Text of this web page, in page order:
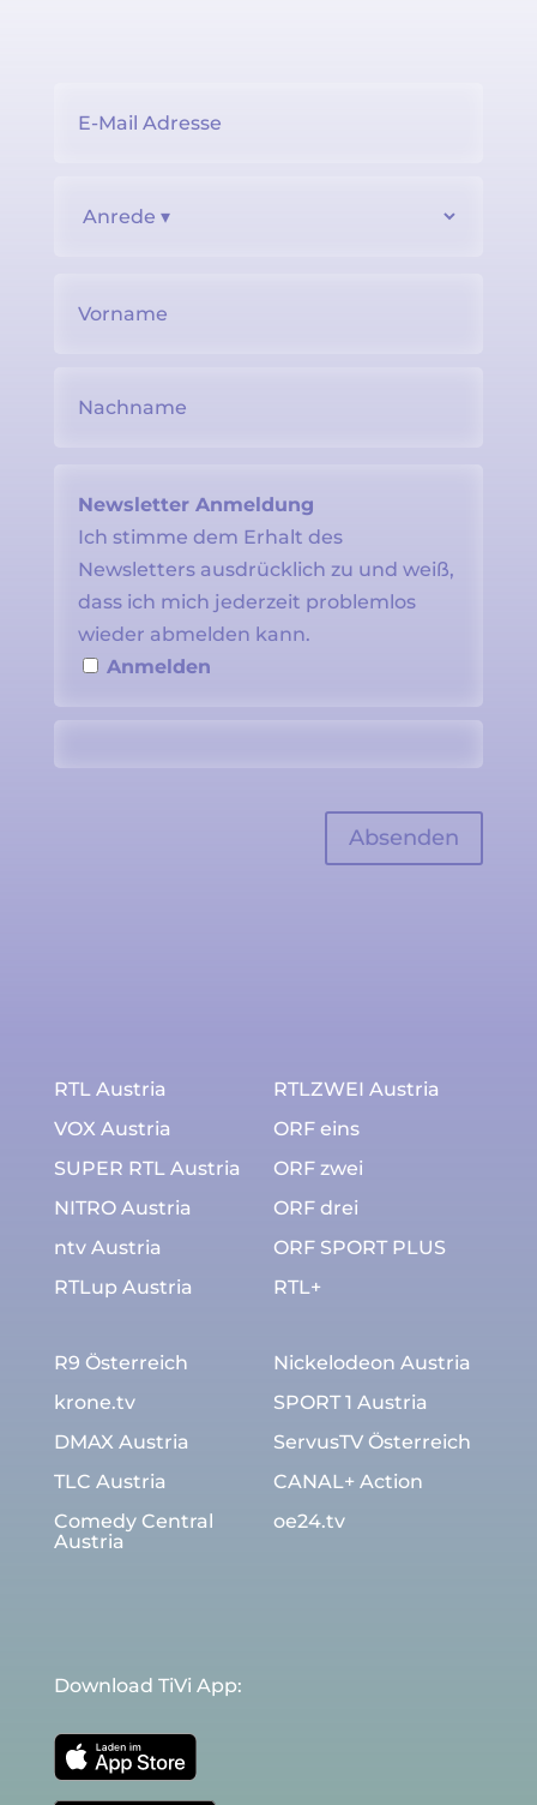
Newsletter Anmeldung
Ich stimme dem Erhalt des
Newsletters ausdrücklich zu und weiß,
dass ich mich jederzeit problemlos
wieder abmelden kann.
Anmelden
RTL Austria
VOX Austria
SUPER RTL Austria
NITRO Austria
ntv Austria
RTLup Austria
RTLZWEI Austria
ORF eins
ORF zwei
ORF drei
ORF SPORT PLUS
RTL+
R9 Österreich
krone.tv
DMAX Austria
TLC Austria
Comedy Central
Austria
Nickelodeon Austria
SPORT 1 Austria
ServusTV Österreich
CANAL+ Action
oe24.tv
Download TiVi App: